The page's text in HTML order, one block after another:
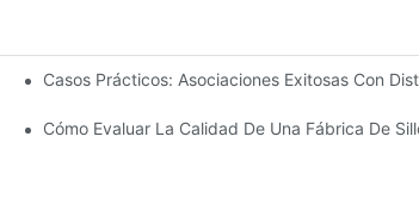
Para Las Necesidades De Su Negocio
Casos Prácticos: Asociaciones Exitosas Con
Exteriores
Cómo Evaluar La Calidad De Una Fábrica De